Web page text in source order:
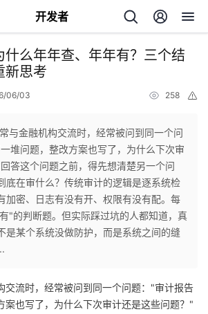
开发者
什么年年查、年年有？三个结
新思考
06/03 258
与金融机构交流时，经常被问到同一个问
堆问题，整改方案也写了，为什么下次审
答这个问题之前，得先想清楚另一个问
底在审什么？传统审计的逻辑是逐系统检
密、日志有没有开、权限有没有配。每
"的判断题。但实际踩过坑的人都知道，真
是某个系统没做防护，而是系统之间的缝
交流时，经常被问到同一个问题："审计报告
案也写了，为什么下次审计还是这些问题？"